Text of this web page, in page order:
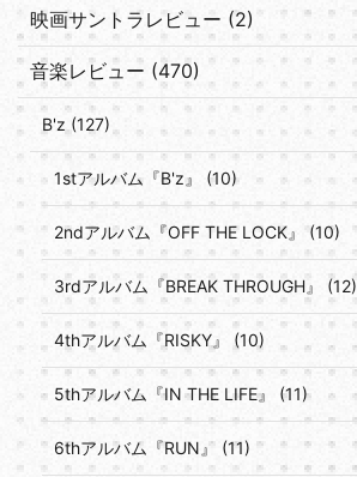
映画サントラレビュー (2)
音楽レビュー (470)
B'z (127)
1stアルバム『B'z』 (10)
2ndアルバム『OFF THE LOCK』 (10)
3rdアルバム『BREAK THROUGH』 (12)
4thアルバム『RISKY』 (10)
5thアルバム『IN THE LIFE』 (11)
6thアルバム『RUN』 (11)